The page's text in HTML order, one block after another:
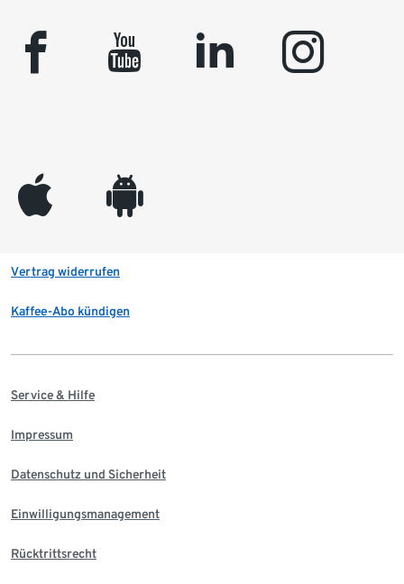
facebook youtube linkedin instagram
appleinc android
Vertrag widerrufen
Kaffee-Abo kündigen
Service & Hilfe
Impressum
Datenschutz und Sicherheit
Einwilligungsmanagement
Rücktrittsrecht